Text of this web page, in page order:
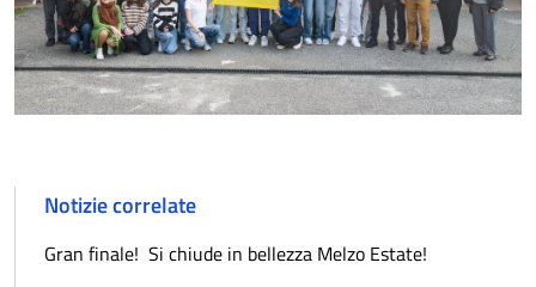
Notizie correlate
Gran finale! Si chiude in bellezza Melzo Estate!